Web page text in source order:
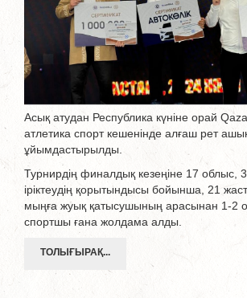
Асық атудан Республика күніне орай
атлетика спорт кешенінде алғаш рет
ұйымдастырылды.
Турнирдің финалдық кезеңіне 17 облыс, 3
іріктеудің қорытындысы бойынша, 21
мыңға жуық қатысушының арасынан 1-2
спортшы ғана жолдама алды.
ТОЛЫҒЫРАҚ...